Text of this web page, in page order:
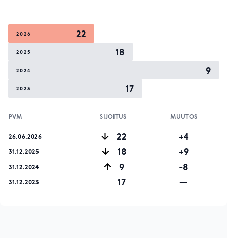
2026 22
2025 18
2024 9
2023 17
PVM SIJOITUS MUUTOS
26.06.2026 22 +4
31.12.2025 18 +9
31.12.2024 9 -8
31.12.2023 17 —